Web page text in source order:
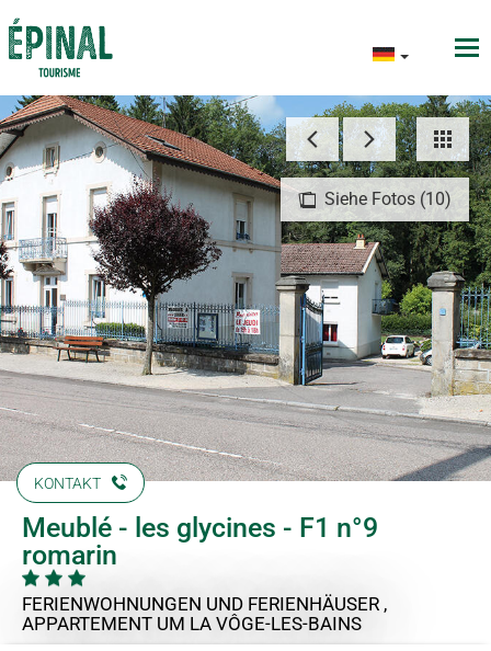
Siehe Fotos (10)
KONTAKT
Meublé - les glycines - F1 n°9
romarin
FERIENWOHNUNGEN UND FERIENHÄUSER ,
APPARTEMENT UM LA VÔGE-LES-BAINS